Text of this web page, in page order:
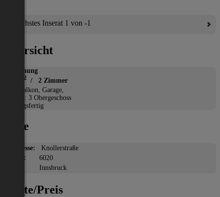
Nächstes Inserat 1 von -1
Übersicht
Wohnung
2 / 2 Zimmer
Balkon, Garage,
Etage: 3 Obergeschoss
Bezugsfertig
Lage
Adresse:
Knollerstraße
PLZ:
6020
Innsbruck
Miete/Preis